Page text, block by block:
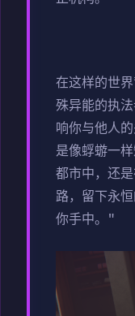
在这样的世
殊异能的执
响你与他人
是像蜉蝣一
都市中，还
路，留下永
你手中。"